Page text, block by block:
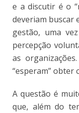
e a discutir é o
deveriam buscar
gestão, uma
percepção
as
“esperam” obter
A questão é
que, além do